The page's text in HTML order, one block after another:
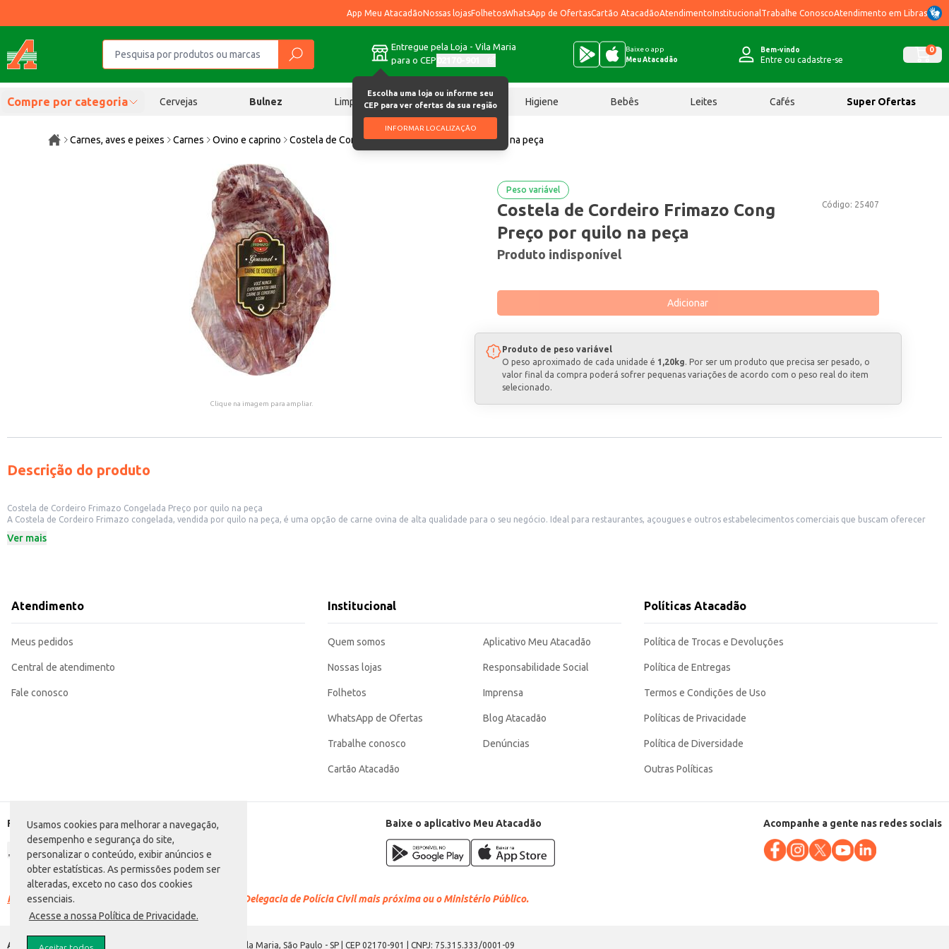
Usamos cookies para melhorar a navegação,
desempenho e segurança do site,
personalizar o conteúdo, exibir anúncios e
obter estatísticas. As permissões podem ser
alteradas, exceto no caso dos cookies
essenciais.
Acesse a nossa Política de Privacidade.
Aceitar todos
App Meu AtacadãoNossas lojasFolhetosWhatsApp de OfertasCartão AtacadãoAtendimentoInstitucional Trabalhe ConoscoAtendimento em Libras
Entregue pela Loja - Vila Maria
para o CEP
Escolha uma loja ou informe seu
CEP para ver ofertas da sua região
INFORMAR LOCALIZAÇÃO
Baixe o app
Meu Atacadão
Bem-vindo
Entre ou cadastre-se
0
Compre por categoria Cervejas Bulnez Limpeza Chocolates Higiene Bebês Leites Cafés Super Ofertas
Carnes, aves e peixes Carnes Ovino e caprino Costela de Cordeiro Frimazo Cong Preço por quilo na peça
Clique na imagem para ampliar.
Peso variável
Código: 25407
Costela de Cordeiro Frimazo Cong
Preço por quilo na peça
Produto indisponível
Adicionar
Produto de peso variável
O peso aproximado de cada unidade é 1,20kg. Por ser um produto que precisa ser pesado, o
valor final da compra poderá sofrer pequenas variações de acordo com o peso real do item
selecionado.
Descrição do produto
Costela de Cordeiro Frimazo Congelada Preço por quilo na peça
A Costela de Cordeiro Frimazo congelada, vendida por quilo na peça, é uma opção de carne ovina de alta qualidade para o seu negócio. Ideal para restaurantes, açougues e outros estabelecimentos comerciais que buscam oferecer
congelada garante a conservação e facilita o armazenamento.
A Costela de Cordeiro Frimazo congelada oferece praticidade e versatilidade para o seu negócio, garantindo um produto de qualidade e sabor que agrada aos seus clientes. Sua venda por quilo na peça permite um controle eficiente de
estoque e custos, tornando-se uma opção inteligente para o seu empreendimento.
Departamento: Carnes, aves e peixes
EAN: 84543
Ver mais
Atendimento
Meus pedidos
Central de atendimento
Fale conosco
Institucional
Quem somos
Nossas lojas
Folhetos
WhatsApp de Ofertas
Trabalhe conosco
Cartão Atacadão
Aplicativo Meu Atacadão
Responsabilidade Social
Imprensa
Blog Atacadão
Denúncias
Políticas Atacadão
Política de Trocas e Devoluções
Política de Entregas
Termos e Condições de Uso
Políticas de Privacidade
Política de Diversidade
Outras Políticas
Formas de pagamento Baixe o aplicativo Meu Atacadão Acompanhe a gente nas redes sociais
Racismo é crime. Denuncie. Disque 100 ou procure a Delegacia de Polícia Civil mais próxima ou o Ministério Público.
Atacadão S.A. Avenida Morvan Dias de Figueiredo, 6169, Vila Maria, São Paulo - SP | CEP 02170-901 | CNPJ: 75.315.333/0001-09